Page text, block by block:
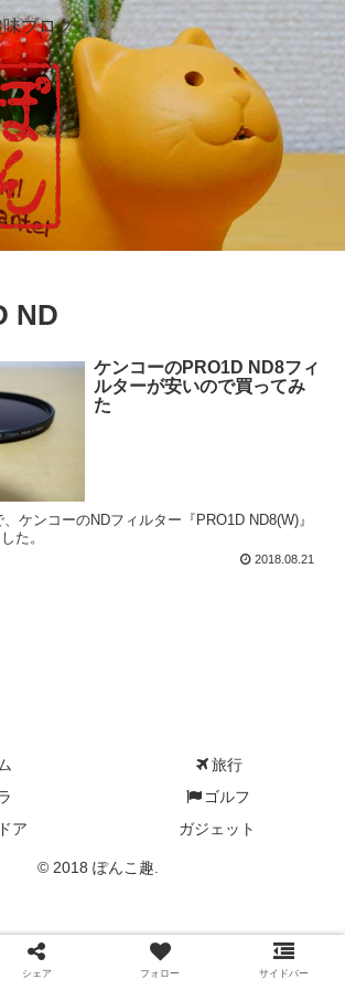
ブログ
ND
ケンコーのPRO1D ND8フィ
ルターが安いので買ってみ
た
ケンコーのNDフィルター『PRO1D ND8(W)』
た。
2018.08.21
旅行
ゴルフ
ア
ガジェット
© 2018 ぽんこ趣.
シェア フォロー サイドバー